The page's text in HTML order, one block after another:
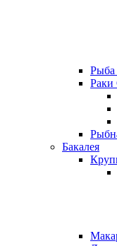
Рыба
Раки
Бакалея